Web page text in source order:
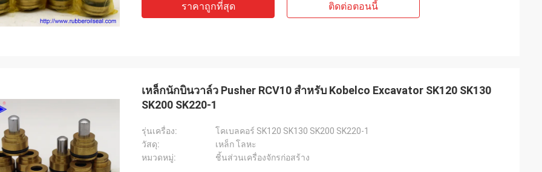
ราคาถูกที่สุด ติดต่อตอนนี้
เหล็กนักบินวาล์ว Pusher RCV10 สำหรับ Kobelco Excavator SK120 SK130
SK200 SK220-1
รุ่นเครื่อง:
โคเบลคอร์ SK120 SK130 SK200 SK220-1
วัสดุ:
เหล็ก โลหะ
หมวดหมู่:
ชิ้นส่วนเครื่องจักรก่อสร้าง